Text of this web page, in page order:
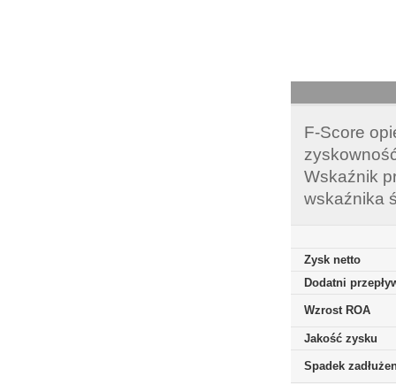
F-Score
Wskaźnik
wskaźnika
Zysk netto
Dodatni
Wzrost ROA
Jakość zysku
Spadek